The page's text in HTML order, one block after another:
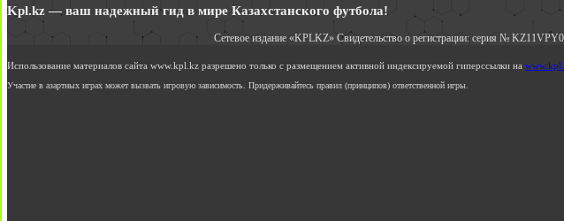
Kpl.kz — ваш надежный гид в мире Казахстанского футбола!
Сетевое издание «KPLKZ» Свидетельство о регистрации: серия №
Использование материалов сайта www.kpl.kz разрешено только с размещением активной индексируемой гиперссылки на
Участие в азартных играх может вызвать игровую зависимость. Придерживайтесь правил (принципов) ответственной игры.